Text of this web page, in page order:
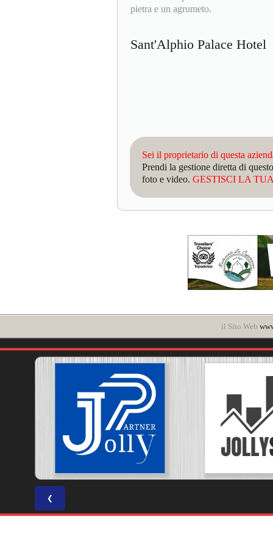
pietra e un agrumeto.
Sant'Alphio Palace Hotel
Sei il proprietario di questa
Prendi la gestione diretta di
foto e video. GESTISCI LA
il Sito Web
❮